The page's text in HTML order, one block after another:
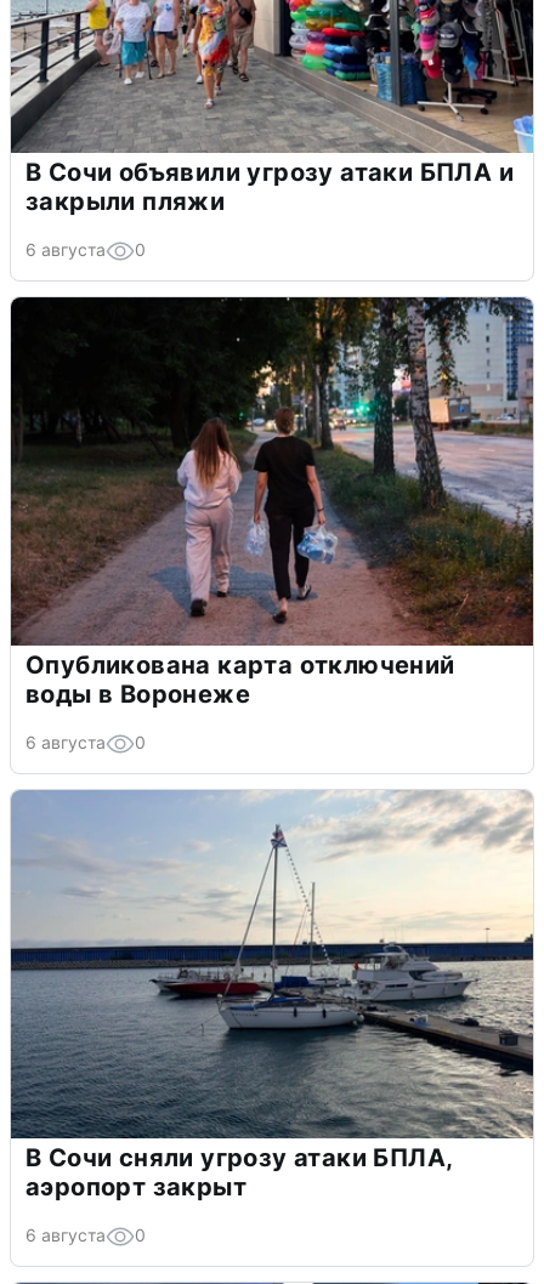
В Сочи объявили угрозу атаки БПЛА и
закрыли пляжи
6 августа 0
Опубликована карта отключений
воды в Воронеже
6 августа 0
В Сочи сняли угрозу атаки БПЛА,
аэропорт закрыт
6 августа 0